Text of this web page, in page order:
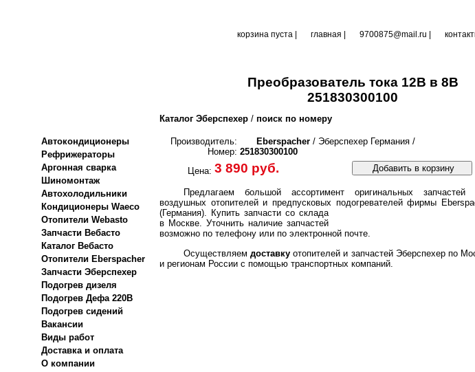
корзина пуста | главная 9700875@mail.ru |
Преобразователь тока 12В в 8В
251830300100
Автокондиционеры
Рефрижераторы
Аргонная сварка
Шиномонтаж
Автохолодильники
Кондиционеры Waeco
Отопители Webasto
Запчасти Вебасто
Каталог Вебасто
Отопители Eberspacher
Запчасти Эберспехер
Подогрев дизеля
Подогрев Дефа 220В
Подогрев сидений
Вакансии
Виды работ
Доставка и оплата
О компании
Каталог Эберспехер / поиск по номеру
Производитель:
Номер:
Eberspacher / Эберспехер Германия /
251830300100
Цена: 3 890 руб. Добавить в корзину
Предлагаем большой ассортимент оригинальных запчастей
воздушных отопителей и предпусковых подогревателей фирмы
(Германия). Купить запчасти со склада
в Москве. Уточнить наличие запчастей
возможно по телефону или по электронной почте.
Осуществляемдоставку отопителей и запчастей Эберспехер по
и регионам России с помощью транспортных компаний.